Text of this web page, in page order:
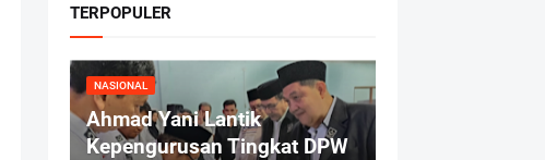
TERPOPULER
NASIONAL
Ahmad Yani Lantik
Kepengurusan Tingkat DPW